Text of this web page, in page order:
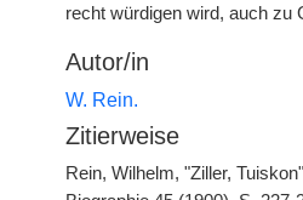
recht würdigen wird, auch zu
Autor/in
W. Rein.
Zitierweise
Rein, Wilhelm, "Ziller,